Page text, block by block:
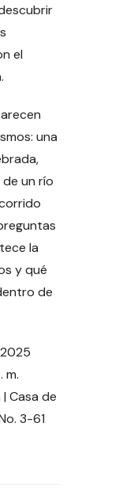
el
una
un río
la
y qué
de
m.
Casa de
3-61